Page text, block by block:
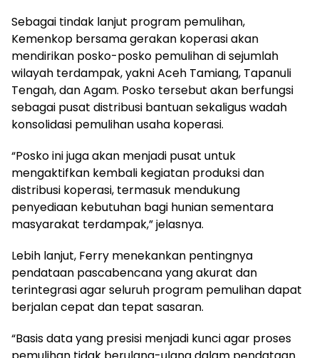
Sebagai tindak lanjut program pemulihan,
Kemenkop bersama gerakan koperasi akan
mendirikan posko-posko pemulihan di sejumlah
wilayah terdampak, yakni Aceh Tamiang, Tapanuli
Tengah, dan Agam. Posko tersebut akan berfungsi
sebagai pusat distribusi bantuan sekaligus wadah
konsolidasi pemulihan usaha koperasi.
“Posko ini juga akan menjadi pusat untuk
mengaktifkan kembali kegiatan produksi dan
distribusi koperasi, termasuk mendukung
penyediaan kebutuhan bagi hunian sementara
masyarakat terdampak,” jelasnya.
Lebih lanjut, Ferry menekankan pentingnya
pendataan pascabencana yang akurat dan
terintegrasi agar seluruh program pemulihan dapat
berjalan cepat dan tepat sasaran.
“Basis data yang presisi menjadi kunci agar proses